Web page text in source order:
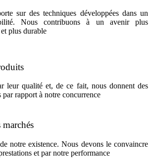
sur des techniques développées dans un
Nous contribuons à un avenir plus
plus durable
leur qualité et, de ce fait, nous donnent des
par rapport à notre concurrence
notre existence. Nous devons le convaincre
et par notre performance